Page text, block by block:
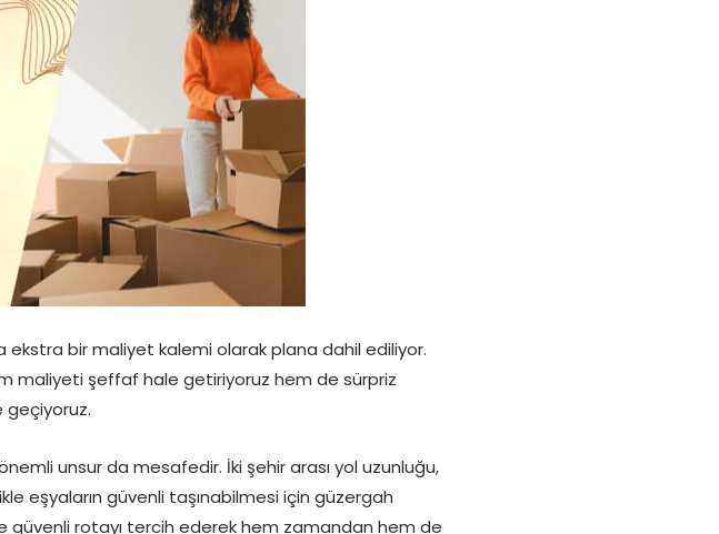
ekstra bir maliyet kalemi olarak plana dahil ediliyor.
maliyeti şeffaf hale getiriyoruz hem de sürpriz
geçiyoruz.
unsur da mesafedir. İki şehir arası yol uzunluğu,
eşyaların güvenli taşınabilmesi için güzergah
güvenli rotayı tercih ederek hem zamandan hem de